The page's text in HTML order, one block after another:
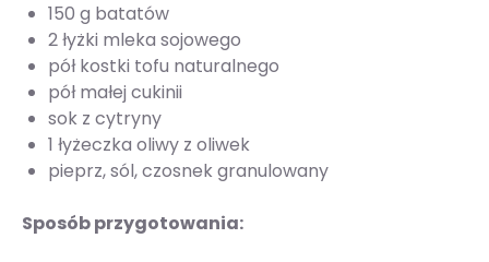
150 g batatów
2 łyżki mleka sojowego
pół kostki tofu naturalnego
pół małej cukinii
sok z cytryny
1 łyżeczka oliwy z oliwek
pieprz, sól, czosnek granulowany
Sposób przygotowania: